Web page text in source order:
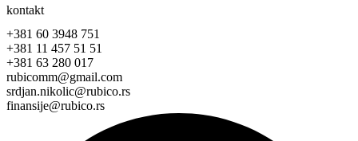
kontakt
+381 60 3948 751
+381 11 457 51 51
+381 63 280 017
rubicomm@gmail.com
srdjan.nikolic@rubico.rs
finansije@rubico.rs